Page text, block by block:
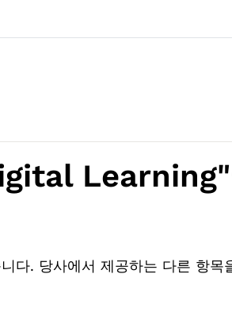
Learning"
다. 당사에서 제공하는 다른 항목